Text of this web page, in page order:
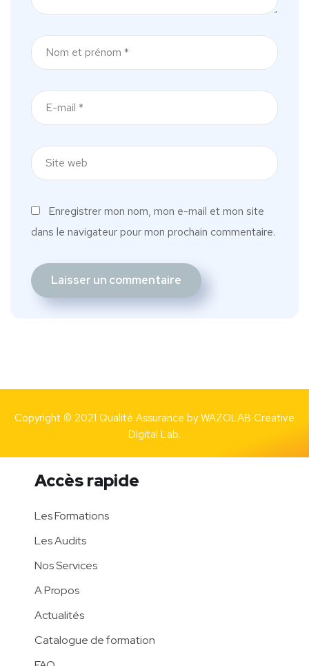
Enregistrer mon nom, mon e-mail et mon site
dans le navigateur pour mon prochain commentaire.
Copyright © 2021 Qualité Assurance byWAZOLAB Creative
Digital Lab.
Accès rapide
Les Formations
Les Audits
Nos Services
A Propos
Actualités
Catalogue de formation